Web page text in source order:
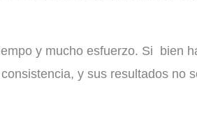
y mucho esfuerzo. Si bien
y sus resultados no